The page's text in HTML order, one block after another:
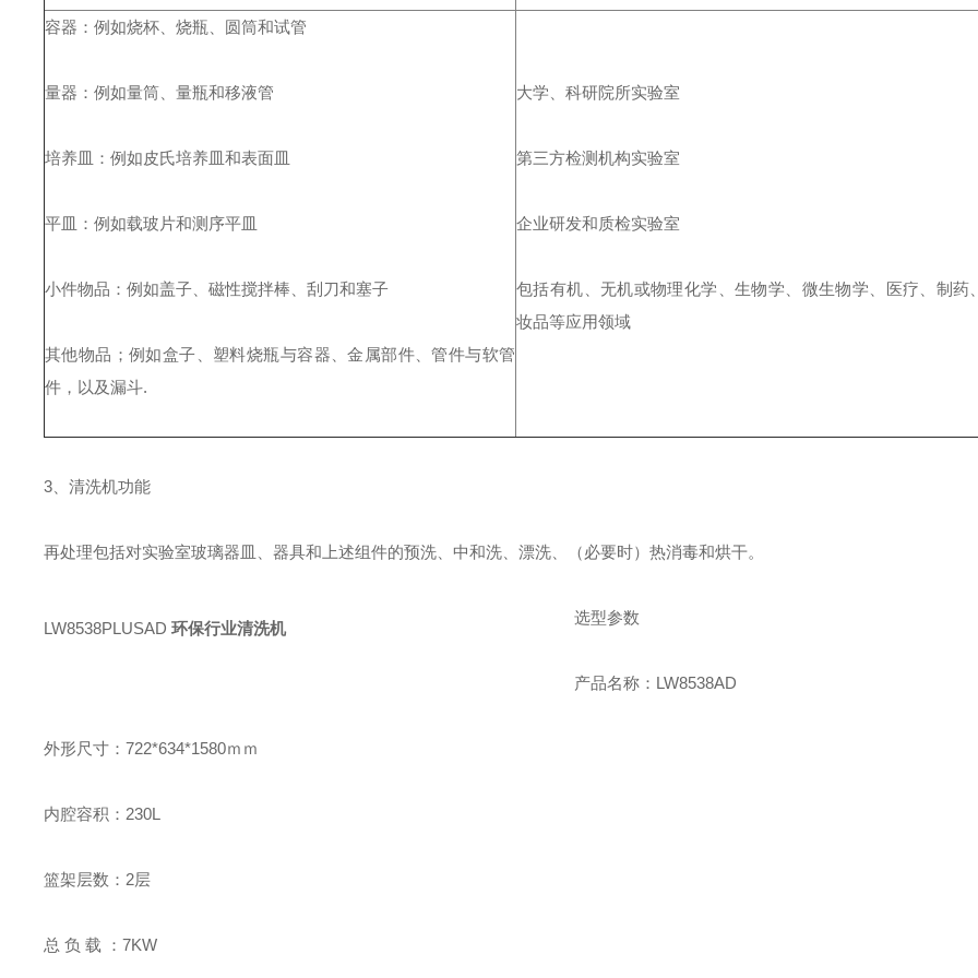
容器：例如烧杯、烧瓶、圆筒和试管
量器：例如量筒、量瓶和移液管
培养皿：例如皮氏培养皿和表面皿
平皿：例如载玻片和测序平皿
小件物品：例如盖子、磁性搅拌棒、刮刀和塞子
其他物品；例如盒子、塑料烧瓶与容器、金属部件、管件与软管
件，以及漏斗.
大学、科研院所实验室
第三方检测机构实验室
企业研发和质检实验室
包括有机、无机或物理化学、生物学、微生物学、医疗、制药
妆品等应用领域
3、清洗机功能
再处理包括对实验室玻璃器皿、器具和上述组件的预洗、中和洗、漂洗、（必要时）热消毒和烘干。
LW8538PLUSAD 环保行业清洗机
选型参数
产品名称：LW8538AD
外形尺寸：722*634*1580ｍｍ
内腔容积：230L
篮架层数：2层
总 负 载 ：7KW